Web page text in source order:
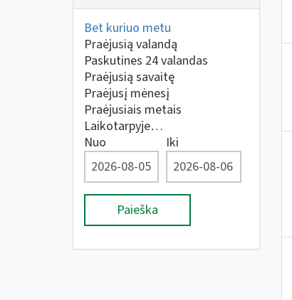
Bet kuriuo metu
Praėjusią valandą
Paskutines 24 valandas
Praėjusią savaitę
Praėjusį mėnesį
Praėjusiais metais
Laikotarpyje…
Nuo
Iki
Paieška